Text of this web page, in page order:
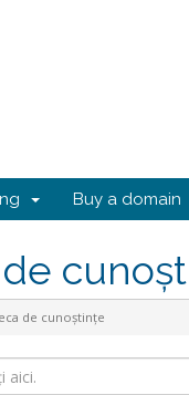
Buy a domain
de cunoștințe